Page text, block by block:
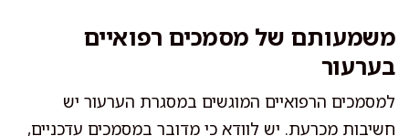
משמעותם של מסמכים רפואיים
בערעור
למסמכים הרפואיים המוגשים במסגרת הערעור יש
חשיבות מכרעת. יש לוודא כי מדובר במסמכים עדכניים,